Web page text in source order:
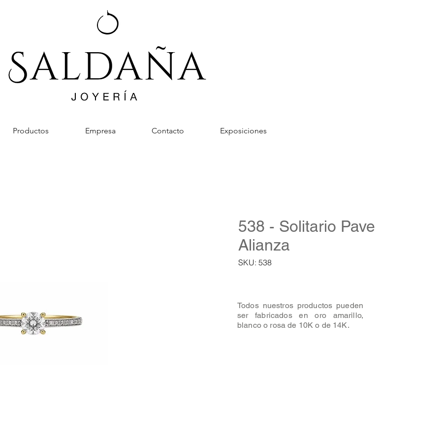
Productos Empresa Contacto Exposiciones
538 - Solitario Pave
Alianza
SKU: 538
Todos nuestros productos pueden
ser fabricados en oro amarillo,
blanco o rosa de 10K o de 14K.